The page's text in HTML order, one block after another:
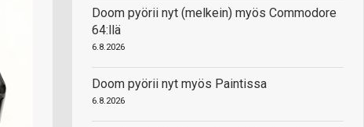
Doom pyörii nyt (melkein) myös Commodore
64:llä
6.8.2026
Doom pyörii nyt myös Paintissa
6.8.2026